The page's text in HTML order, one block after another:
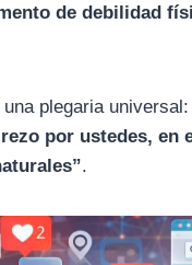
de debilidad
plegaria universal:
por ustedes, en
.